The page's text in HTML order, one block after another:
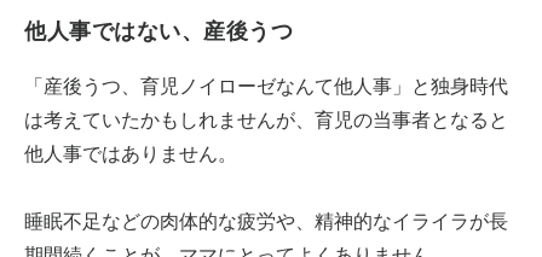
他人事ではない、産後うつ
「産後うつ、育児ノイローゼなんて他人事」と独身時代
は考えていたかもしれませんが、育児の当事者となると
他人事ではありません。
睡眠不足などの肉体的な疲労や、精神的なイライラが長